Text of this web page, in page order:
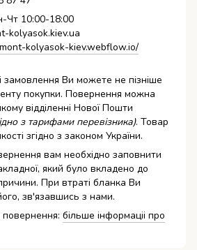
Чт 10:00-18:00
kolyasok.kiev.ua
kolyasok-kiev.webflow.io/
замовлення Ви можете не пізніше
покупки. Повернення можна
відділенні Нової Пошти
з тарифами перевізника). Товар
згідно з законом України.
вам необхідно заповнити
який було вкладено до
При втраті бланка Ви
зв'язавшись з нами.
більше інформаціі про